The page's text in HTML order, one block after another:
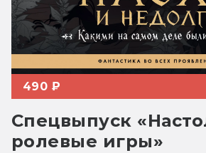
490 ₽
Спецвыпуск
ролевые игры»